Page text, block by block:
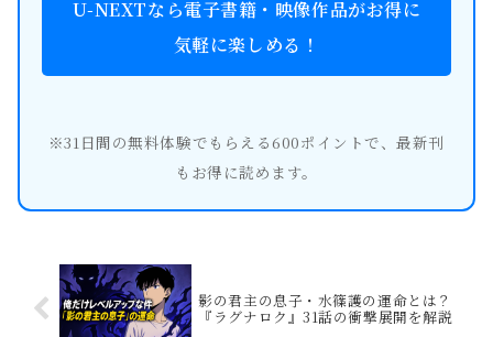
U-NEXTなら電子書籍・映像作品がお得に
気軽に楽しめる！
※31日間の無料体験でもらえる600ポイントで、最新刊
もお得に読めます。
影の君主の息子・水篠護の運命とは？
『ラグナロク』31話の衝撃展開を解説